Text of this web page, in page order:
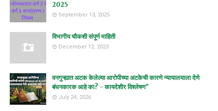
2025
September 13, 2025
विभागीय चौकशी संपूर्ण माहिती
December 12, 2023
वनगुन्ह्यात अटक केलेल्या आरोपीच्या अटकेची कारणे न्यायालयाला देणे
बंधनकारक आहे का? - कायदेशीर विश्लेषण"
July 24, 2026